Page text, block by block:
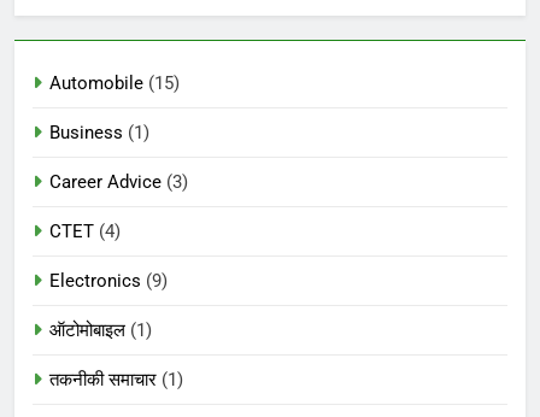
Automobile (15)
Business (1)
Career Advice (3)
CTET (4)
Electronics (9)
ऑटोमोबाइल (1)
तकनीकी समाचार (1)